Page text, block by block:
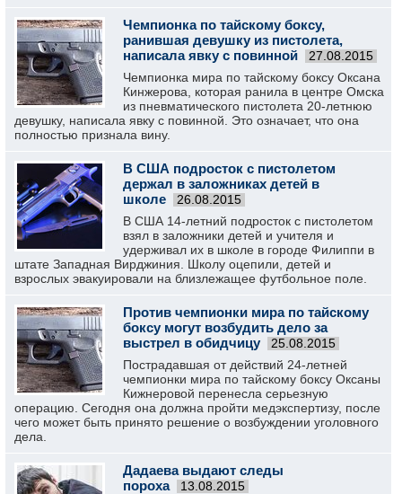
Чемпионка по тайскому боксу,
ранившая девушку из пистолета,
написала явку с повинной
27.08.2015
Чемпионка мира по тайскому боксу Оксана
Кинжерова, которая ранила в центре Омска
из пневматического пистолета 20-летнюю
девушку, написала явку с повинной. Это означает, что она
полностью признала вину.
В США подросток с пистолетом
держал в заложниках детей в
школе
26.08.2015
В США 14-летний подросток с пистолетом
взял в заложники детей и учителя и
удерживал их в школе в городе Филиппи в
штате Западная Вирджиния. Школу оцепили, детей и
взрослых эвакуировали на близлежащее футбольное поле.
Против чемпионки мира по тайскому
боксу могут возбудить дело за
выстрел в обидчицу
25.08.2015
Пострадавшая от действий 24-летней
чемпионки мира по тайскому боксу Оксаны
Кижнеровой перенесла серьезную
операцию. Сегодня она должна пройти медэкспертизу, после
чего может быть принято решение о возбуждении уголовного
дела.
Дадаева выдают следы
пороха
13.08.2015